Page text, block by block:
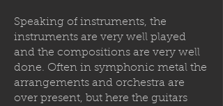
Speaking of instruments, the
instruments are very well played
and the compositions are very well
done. Often in symphonic metal the
arrangements and orchestra are
over present, but here the guitars